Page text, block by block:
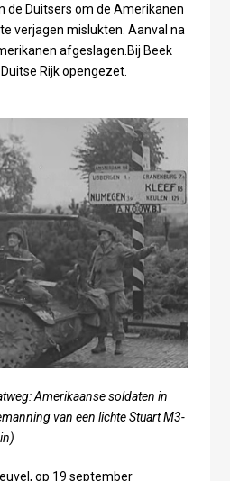
de Duitsers om de Amerikanen
verjagen mislukten. Aanval na
afgeslagen.Bij Beek
Rijk opengezet.
Amerikaanse soldaten in
van een lichte Stuart M3-
op 19 september